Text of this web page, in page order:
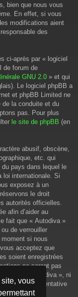
vous
bien que nous vous
En effet, si vous
modifications aient
des
ci-après par « logiciel
de forum de
GNU 2.0 » et qui
Le logiciel phpBB a
et phpBB Limited ne
de la conduite et du
pas. Pour plus
le site de phpBB (en
abusif, obscène,
etc. qui
pays dans lequel le
loi internationale. Si
exposez à un
le droit
autorités officielles.
afin d’aider au
fait que « Autodiva »
de verrouiller
moment si nous
acceptez que
soient enregistrées
ne seront pas
ni « Autodiva », ni
en cas de tentative
données.